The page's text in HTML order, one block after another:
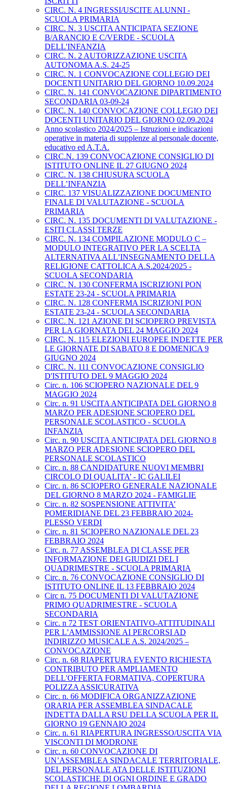
CIRC. N. 4 INGRESSI/USCITE ALUNNI -
SCUOLA PRIMARIA
CIRC. N. 3 USCITA ANTICIPATA SEZIONE
B/ARANCIO E C/VERDE - SCUOLA
DELL'INFANZIA
CIRC. N. 2 AUTORIZZAZIONE USCITA
AUTONOMA A.S. 24-25
CIRC. N. 1 CONVOCAZIONE COLLEGIO DEI
DOCENTI UNITARIO DEL GIORNO 10.09.2024
CIRC. N. 141 CONVOCAZIONE DIPARTIMENTO
SECONDARIA 03-09-24
CIRC. N. 140 CONVOCAZIONE COLLEGIO DEI
DOCENTI UNITARIO DEL GIORNO 02.09.2024
Anno scolastico 2024/2025 – Istruzioni e indicazioni
operative in materia di supplenze al personale docente,
educativo ed A.T.A.
CIRC.N. 139 CONVOCAZIONE CONSIGLIO DI
ISTITUTO ONLINE IL 27 GIUGNO 2024
CIRC. N. 138 CHIUSURA SCUOLA
DELL’INFANZIA
CIRC. 137 VISUALIZZAZIONE DOCUMENTO
FINALE DI VALUTAZIONE - SCUOLA
PRIMARIA
CIRC. N. 135 DOCUMENTI DI VALUTAZIONE -
ESITI CLASSI TERZE
CIRC. N. 134 COMPILAZIONE MODULO C –
MODULO INTEGRATIVO PER LA SCELTA
ALTERNATIVA ALL’INSEGNAMENTO DELLA
RELIGIONE CATTOLICA A.S.2024/2025 -
SCUOLA SECONDARIA
CIRC. N. 130 CONFERMA ISCRIZIONI PON
ESTATE 23-24 - SCUOLA PRIMARIA
CIRC. N. 128 CONFERMA ISCRIZIONI PON
ESTATE 23-24 - SCUOLA SECONDARIA
CIRC. N. 121 AZIONE DI SCIOPERO PREVISTA
PER LA GIORNATA DEL 24 MAGGIO 2024
CIRC. N. 115 ELEZIONI EUROPEE INDETTE PER
LE GIORNATE DI SABATO 8 E DOMENICA 9
GIUGNO 2024
CIRC. N. 111 CONVOCAZIONE CONSIGLIO
D'ISTITUTO DEL 9 MAGGIO 2024
Circ. n. 106 SCIOPERO NAZIONALE DEL 9
MAGGIO 2024
Circ. n. 91 USCITA ANTICIPATA DEL GIORNO 8
MARZO PER ADESIONE SCIOPERO DEL
PERSONALE SCOLASTICO - SCUOLA
INFANZIA
Circ. n. 90 USCITA ANTICIPATA DEL GIORNO 8
MARZO PER ADESIONE SCIOPERO DEL
PERSONALE SCOLASTICO
Circ. n. 88 CANDIDATURE NUOVI MEMBRI
CIRCOLO DI QUALITA’ - IC GALILEI
Circ. n. 86 SCIOPERO GENERALE NAZIONALE
DEL GIORNO 8 MARZO 2024 - FAMIGLIE
Circ. n. 82 SOSPENSIONE ATTIVITA’
POMERIDIANE DEL 23 FEBBRAIO 2024-
PLESSO VERDI
Circ. n. 81 SCIOPERO NAZIONALE DEL 23
FEBBRAIO 2024
Circ. n. 77 ASSEMBLEA DI CLASSE PER
INFORMAZIONE DEI GIUDIZI DEL I
QUADRIMESTRE - SCUOLA PRIMARIA
Circ. n. 76 CONVOCAZIONE CONSIGLIO DI
ISTITUTO ONLINE IL 13 FEBBRAIO 2024
Circ n. 75 DOCUMENTI DI VALUTAZIONE
PRIMO QUADRIMESTRE - SCUOLA
SECONDARIA
Circ. n 72 TEST ORIENTATIVO-ATTITUDINALI
PER L’AMMISSIONE AI PERCORSI AD
INDIRIZZO MUSICALE A.S. 2024/2025 –
CONVOCAZIONE
Circ. n. 68 RIAPERTURA EVENTO RICHIESTA
CONTRIBUTO PER AMPLIAMENTO
DELL'OFFERTA FORMATIVA, COPERTURA
POLIZZA ASSICURATIVA
Circ. n. 66 MODIFICA ORGANIZZAZIONE
ORARIA PER ASSEMBLEA SINDACALE
INDETTA DALLA RSU DELLA SCUOLA PER IL
GIORNO 19 GENNAIO 2024
Circ. n. 61 RIAPERTURA INGRESSO/USCITA VIA
VISCONTI DI MODRONE
Circ. n. 60 CONVOCAZIONE DI
UN’ASSEMBLEA SINDACALE TERRITORIALE,
DEL PERSONALE ATA DELLE ISTITUZIONI
SCOLASTICHE DI OGNI ORDINE E GRADO